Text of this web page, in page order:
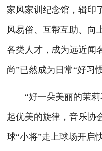
家风家训纪念馆，辑印
风易俗、互帮互助、向
各类人才，成为远近闻
尚”已然成为日常“好习惯
“好一朵美丽的茉莉
起优美的旋律，音乐协
球“小将”走上球场开